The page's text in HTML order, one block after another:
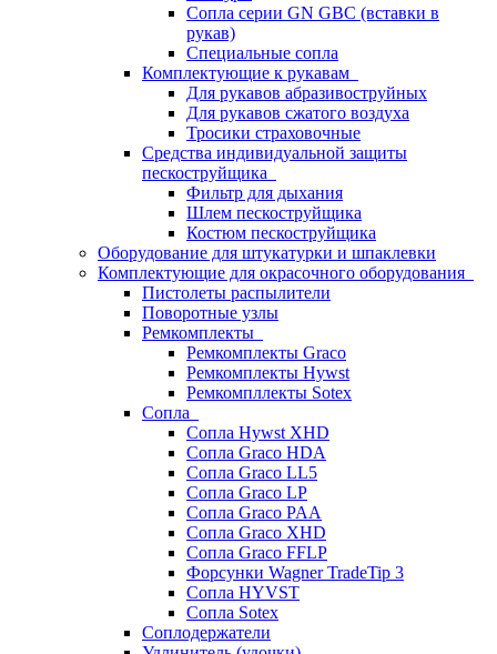
Сопла серии GN GBC (вставки в
рукав)
Специальные сопла
Комплектующие к рукавам
Для рукавов абразивоструйных
Для рукавов сжатого воздуха
Тросики страховочные
Средства индивидуальной защиты
пескоструйщика
Фильтр для дыхания
Шлем пескоструйщика
Костюм пескоструйщика
Оборудование для штукатурки и шпаклевки
Комплектующие для окрасочного оборудования
Пистолеты распылители
Поворотные узлы
Ремкомплекты
Ремкомплекты Graco
Ремкомплекты Hywst
Ремкомпллекты Sotex
Сопла
Сопла Hywst XHD
Сопла Graco HDA
Сопла Graco LL5
Сопла Graco LP
Сопла Graco PAA
Сопла Graco XHD
Сопла Graco FFLP
Форсунки Wagner TradeTip 3
Сопла HYVST
Сопла Sotex
Соплодержатели